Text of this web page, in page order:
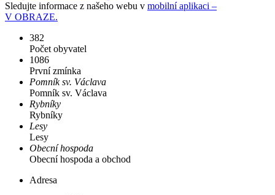
Sledujte informace z našeho webu v mobilní aplikaci –
V OBRAZE.
382
Počet obyvatel
1086
První zmínka
Pomník sv. Václava
Pomník sv. Václava
Rybníky
Rybníky
Lesy
Lesy
Obecní hospoda
Obecní hospoda a obchod
Adresa